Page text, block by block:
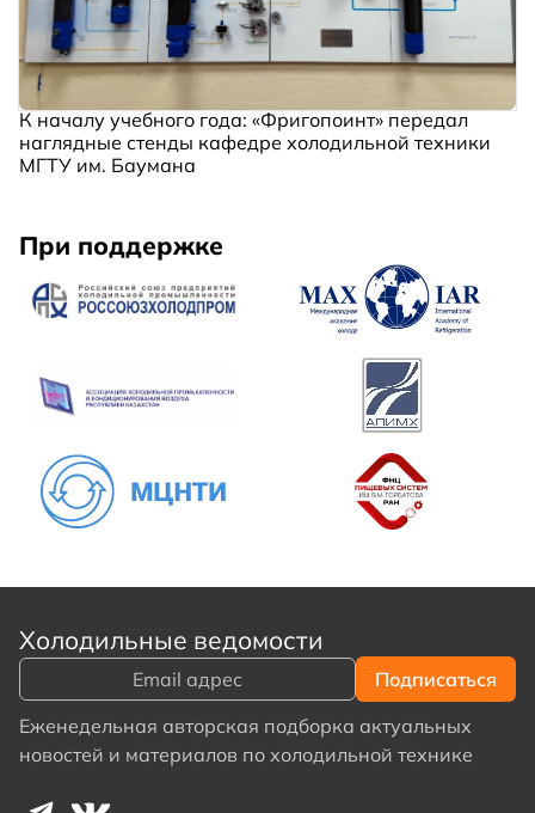
К началу учебного года: «Фригопоинт» передал
наглядные стенды кафедре холодильной техники
МГТУ им. Баумана
При поддержке
Холодильные ведомости
Еженедельная авторская подборка актуальных
новостей и материалов по холодильной технике